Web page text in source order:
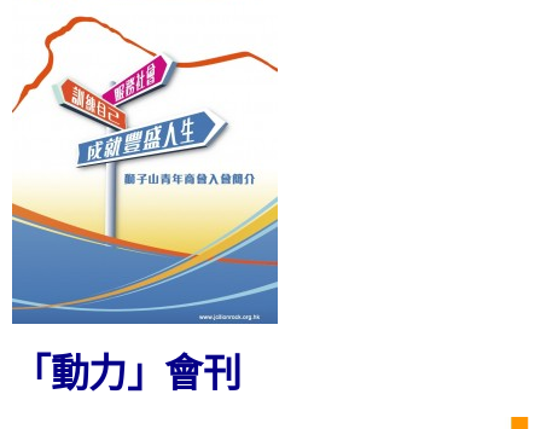
「動力」會刊